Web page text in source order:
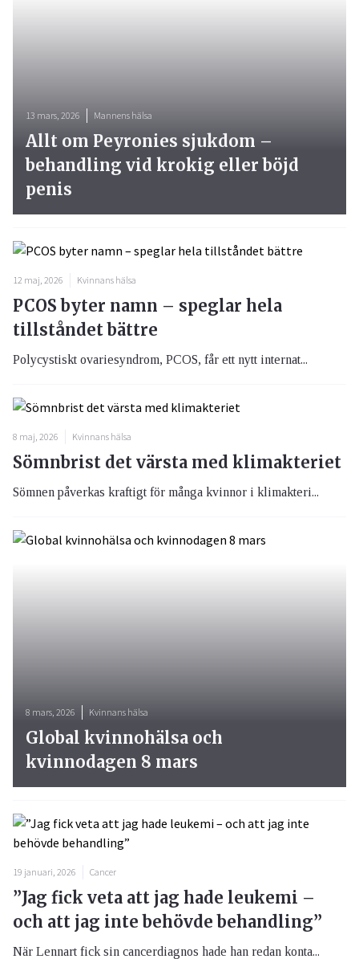
12 maj, 2026 Kvinnans hälsa
PCOS byter namn – speglar hela
tillståndet bättre
Polycystiskt ovariesyndrom, PCOS, får ett nytt internat...
8 maj, 2026 Kvinnans hälsa
Sömnbrist det värsta med klimakteriet
Sömnen påverkas kraftigt för många kvinnor i klimakteri...
13 mars, 2026 Mannens hälsa
Allt om Peyronies sjukdom –
behandling vid krokig eller böjd
penis
8 mars, 2026 Kvinnans hälsa
Global kvinnohälsa och
kvinnodagen 8 mars
19 januari, 2026 Cancer
”Jag fick veta att jag hade leukemi –
och att jag inte behövde behandling”
När Lennart fick sin cancerdiagnos hade han redan konta...